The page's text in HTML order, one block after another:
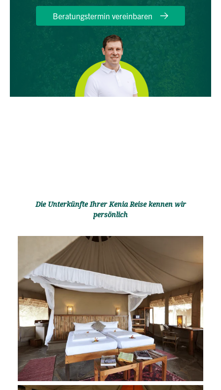
Beratungstermin vereinbaren
Die Unterkünfte Ihrer Kenia Reise kennen wir
persönlich